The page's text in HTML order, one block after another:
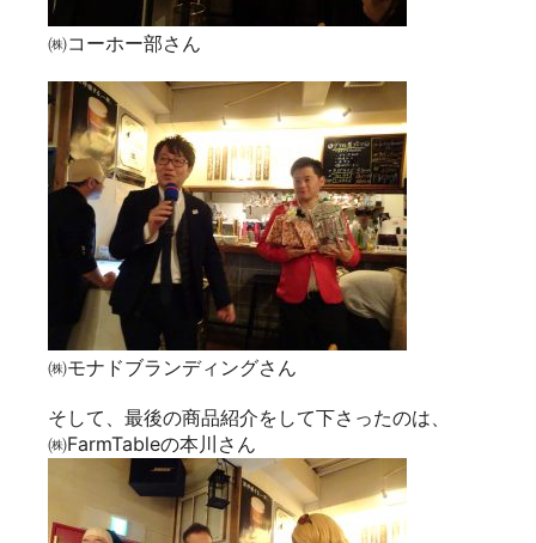
㈱コーホー部さん
㈱モナドブランディングさん
そして、最後の商品紹介をして下さったのは、
㈱FarmTableの本川さん